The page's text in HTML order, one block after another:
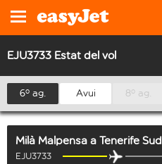
EJU3733 Estat del vol
6º ag. Avui 8º ag.
Milà Malpensa a Tenerife Sud
EJU3733